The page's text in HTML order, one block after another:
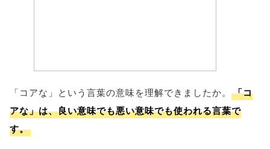
「コアな」という言葉の意味を理解できましたか。
「コ
アな」は、良い意味でも悪い意味でも使われる言葉で
す。